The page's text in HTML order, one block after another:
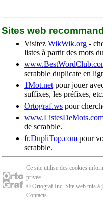
Sites web
Visitez WikWik.org -
listes à partir des mots
scrabble duplicate en
1Mot.net pour jouer
suffixes, les préfixes, etc.
Ortograf.ws pour
de scrabble.
fr.DupliTop.com pour
scrabble.
Ce site utilise des cookies
privée.
© Ortograf Inc. Site web mis à
Contacts.